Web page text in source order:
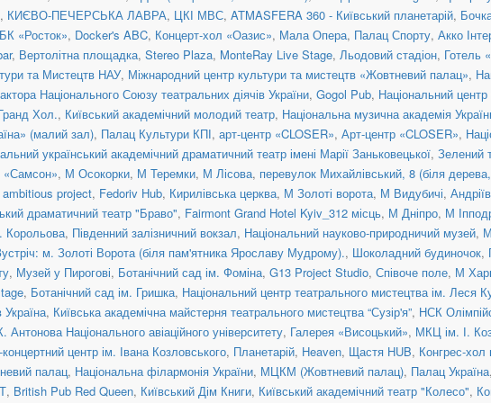
, КИЄВО-ПЕЧЕРСЬКА ЛАВРА, ЦКІ МВС, ATMASFERA 360 - Київський планетарій,
БК «Росток», Docker's ABC, Концерт-хол «Оазис», Мала Опера, Палац Спорту, Акко
, Вертолітна площадка, Stereo Plaza, MonteRay Live Stage, Льодовий стадіон, Готель
та Мистецтв НАУ, Міжнародний центр культури та мистецтв «Жовтневий палац»,
Національного Союзу театральних діячів України, Gogol Pub, Національний
Хол., Київський академічний молодий театр, Національна музична академія
(малий зал), Палац Культури КПІ, арт-центр «CLOSER», Арт-центр «CLOSER»,
український академічний драматичний театр імені Марії Заньковецької, Зелений
, М Осокорки, М Теремки, М Лісова, перевулок Михайлівський, 8 (біля
project, Fedoriv Hub, Кирилівська церква, М Золоті ворота, М Видубичі,
драматичний театр "Браво", Fairmont Grand Hotel Kyiv_312 місць, М Дніпро, М
Корольова, Південний залізничний вокзал, Національний науково-природничий музей,
м. Золоті Ворота (біля пам'ятника Ярославу Мудрому)., Шоколадний будиночок,
, Музей у Пирогові, Ботанічний сад ім. Фоміна, G13 Project Studio, Співоче поле, М
, Ботанічний сад ім. Гришка, Національний центр театрального мистецтва ім. Леся
, Київська академічна майстерня театрального мистецтва “Сузір'я”, НСК
Національного авіаційного університету, Галерея «Висоцький», МКЦ ім. І.
центр ім. Івана Козловського, Планетарій, Heaven, Щастя HUB, Конгрес-
палац, Національна філармонія України, МЦКМ (Жовтневий палац), Палац Україна,
, British Pub Red Queen, Київський Дім Книги, Київський академічний театр "Колесо",